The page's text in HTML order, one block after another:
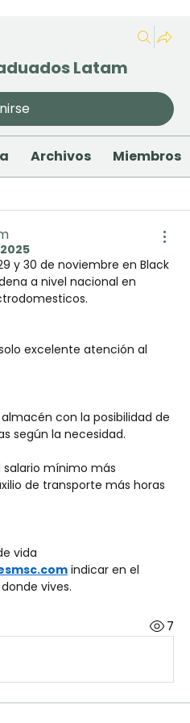
Latam
Archivos Miembros
y 30 de noviembre en Black
a nivel nacional en
excelente atención al
con la posibilidad de
según la necesidad.
salario mínimo más
de transporte más horas
vida
indicar en el
vives.
7